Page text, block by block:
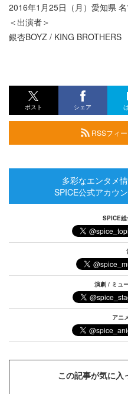
2016年1月25日（月）愛知県
＜出演者＞
銀杏BOYZ / KING BROTHERS
ポスト シェア
RSSフィー
多彩なエンタメ
SPICE公式アカウ
SPICE総
演劇 / ミュ
アニ
この記事が気に入